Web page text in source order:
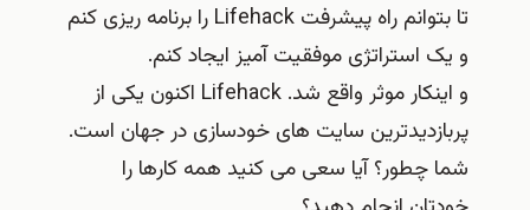
تا بتوانم راه پیشرفت Lifehack را برنامه ریزی کنم
و یک استراتژی موفقیت آمیز ایجاد کنم.
و اینکار موثر واقع شد. Lifehack اکنون یکی از
پربازدیدترین سایت های خودسازی در جهان است.
شما چطور؟ آیا سعی می کنید همه کارها را